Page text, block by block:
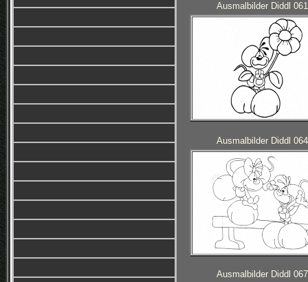
Ausmalbilder Diddl 061
Ausmalbilder Diddl 064
Ausmalbilder Diddl 067